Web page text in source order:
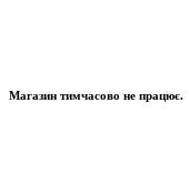
Магазин тимчасово не працює.